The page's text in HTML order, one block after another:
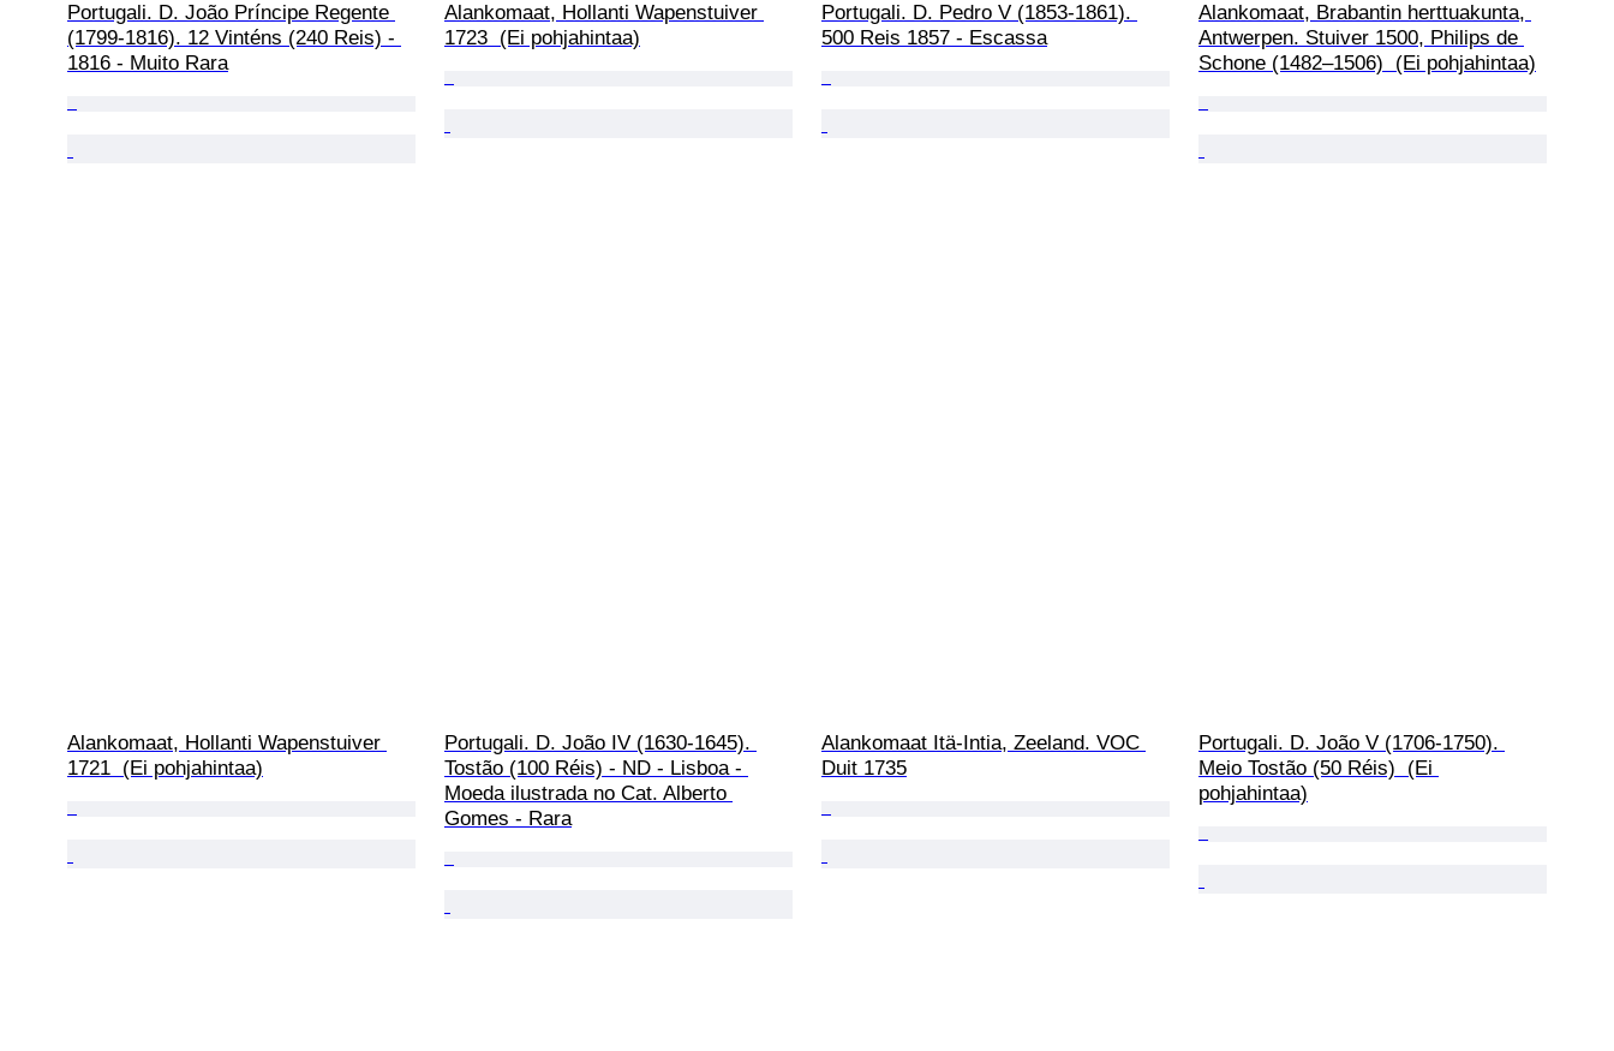
Portugali. D. João Príncipe Regente
(1799-1816). 12 Vinténs (240 Reis) -
1816 - Muito Rara
Alankomaat, Hollanti Wapenstuiver
1723  (Ei pohjahintaa)
Portugali. D. Pedro V (1853-1861).
500 Reis 1857 - Escassa
Alankomaat, Brabantin herttuakunta,
Antwerpen. Stuiver 1500, Philips de
Schone (1482–1506)  (Ei pohjahintaa)
Alankomaat, Hollanti Wapenstuiver
1721  (Ei pohjahintaa)
Portugali. D. João IV (1630-1645).
Tostão (100 Réis) - ND - Lisboa -
Moeda ilustrada no Cat. Alberto
Gomes - Rara
Alankomaat Itä-Intia, Zeeland. VOC
Duit 1735
Portugali. D. João V (1706-1750).
Meio Tostão (50 Réis)  (Ei
pohjahintaa)